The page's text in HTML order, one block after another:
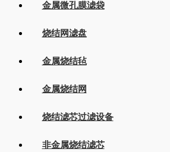
金属微孔膜滤袋
烧结网滤盘
金属烧结毡
金属烧结网
烧结滤芯过滤设备
非金属烧结滤芯